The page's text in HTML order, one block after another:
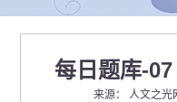
每日题库-
来源： 人文之